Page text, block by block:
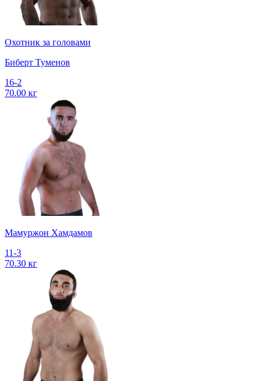
Охотник за головами
Биберт Туменов
16-2
70.00 кг
Мамуржон Хамдамов
11-3
70.30 кг